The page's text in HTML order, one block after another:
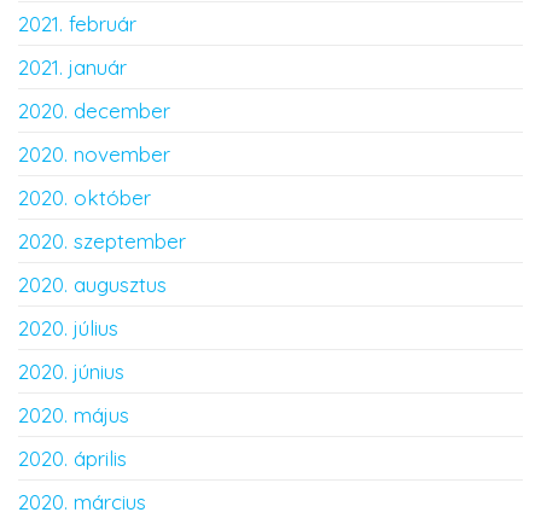
2021. február
2021. január
2020. december
2020. november
2020. október
2020. szeptember
2020. augusztus
2020. július
2020. június
2020. május
2020. április
2020. március